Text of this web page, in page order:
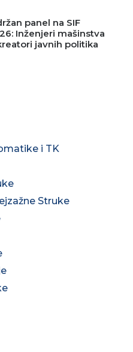
panel na SIF
Inženjeri mašinstva
javnih politika
i TK
Struke